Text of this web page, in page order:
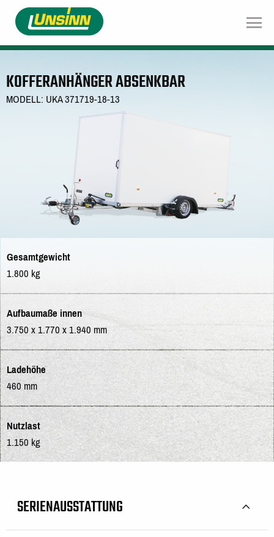
Direkt
zum
Inhalt
KOFFERANHÄNGER ABSENKBAR
MODELL: UKA 371719-18-13
Gesamtgewicht
1.800 kg
Aufbaumaße innen
3.750 x 1.770 x 1.940 mm
Ladehöhe
460 mm
Nutzlast
1.150 kg
SERIENAUSSTATTUNG